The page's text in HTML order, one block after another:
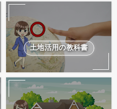
土地活用の教科書